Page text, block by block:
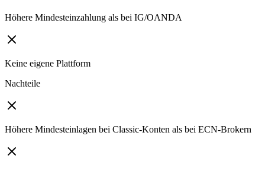
Höhere Mindesteinzahlung als bei IG/OANDA
Keine eigene Plattform
Nachteile
Höhere Mindesteinlagen bei Classic-Konten als bei ECN-Brokern